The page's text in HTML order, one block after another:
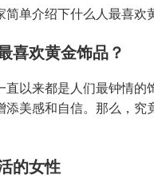
简单介绍下什么人最喜欢
喜欢黄金饰品？
直以来都是人们最钟情
添美感和自信。那么，
的女性